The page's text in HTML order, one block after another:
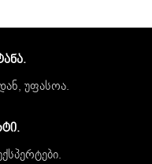
უფასოა.